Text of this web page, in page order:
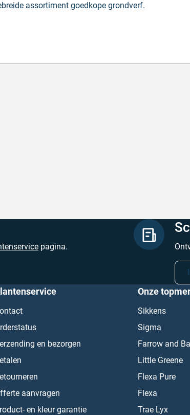
assortiment goedkope grondverf.
pagina.
en bezorgen
aanvragen
en kleur garantie
Onze
Sikkens
Sigma
Farrow and
Little Greene
Flexa Pure
Flexa
Trae Lyx